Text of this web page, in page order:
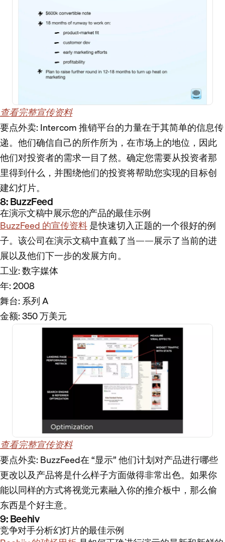
查看完整宣传资料
要点外卖: Intercom 推销平台的力量在于其简单的信息传
递。他们确信自己的所作所为，在市场上的地位，因此
他们对投资者的需求一目了然。确定您需要从投资者那
里得到什么，并围绕他们的投资将帮助您实现的目标创
建幻灯片。
8: BuzzFeed
在演示文稿中展示您的产品的最佳示例
BuzzFeed 的宣传资料是快速切入正题的一个很好的例
子。该公司在演示文稿中直截了当——展示了当前的进
展以及他们下一步的发展方向。
工业: 数字媒体
年: 2008
舞台: 系列 A
金额: 350 万美元
查看完整宣传资料
要点外卖: BuzzFeed在 “显示” 他们计划对产品进行哪些
更改以及产品将是什么样子方面做得非常出色。如果你
能以同样的方式将视觉元素融入你的推介板中，那么偷
东西是个好主意。
9: Beehiv
竞争对手分析幻灯片的最佳示例